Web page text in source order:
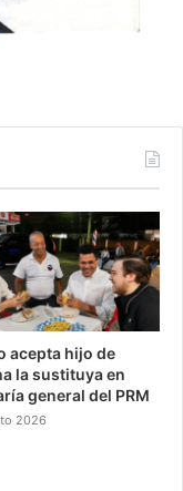
acepta hijo de
la sustituya en
general del PRM
2026